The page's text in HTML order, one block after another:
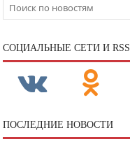
CОЦИАЛЬНЫЕ СЕТИ И RSS
ПОСЛЕДНИЕ НОВОСТИ